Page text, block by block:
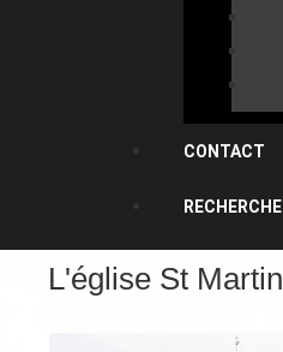
CONTACT
RECHERCHE
L'église St Martin